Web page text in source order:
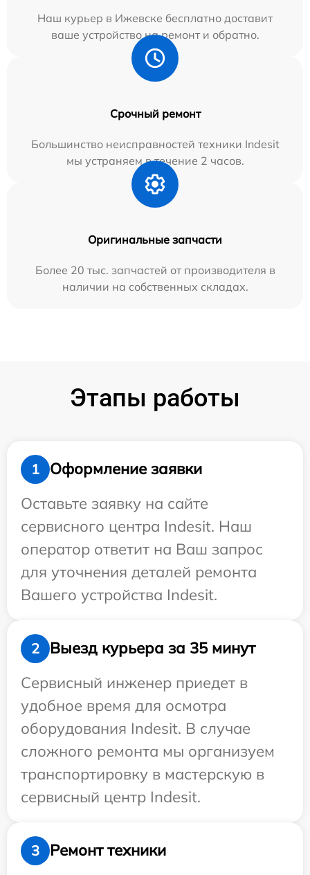
Наш курьер в Ижевске бесплатно доставит
ваше устройство на ремонт и обратно.
Срочный ремонт
Большинство неисправностей техники Indesit
мы устраняем в течение 2 часов.
Оригинальные запчасти
Более 20 тыс. запчастей от производителя в
наличии на собственных складах.
Этапы работы
1
Оформление заявки
Оставьте заявку на сайте
сервисного центра Indesit. Наш
оператор ответит на Ваш запрос
для уточнения деталей ремонта
Вашего устройства Indesit.
2
Выезд курьера за 35 минут
Сервисный инженер приедет в
удобное время для осмотра
оборудования Indesit. В случае
сложного ремонта мы организуем
транспортировку в мастерскую в
сервисный центр Indesit.
3
Ремонт техники